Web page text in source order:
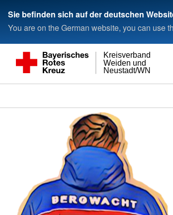
Sie befinden sich auf der deutschen
You are on the German website, you can use
Neustadt/WN
Weiden und
Kreisverband